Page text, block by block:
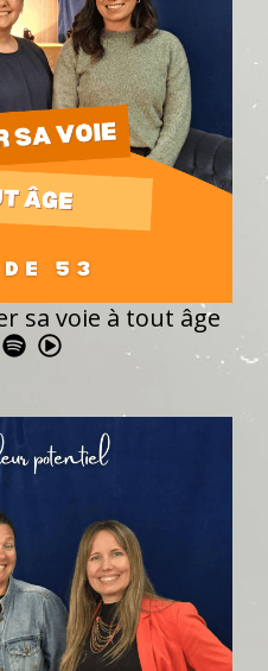
sa voie à tout âge